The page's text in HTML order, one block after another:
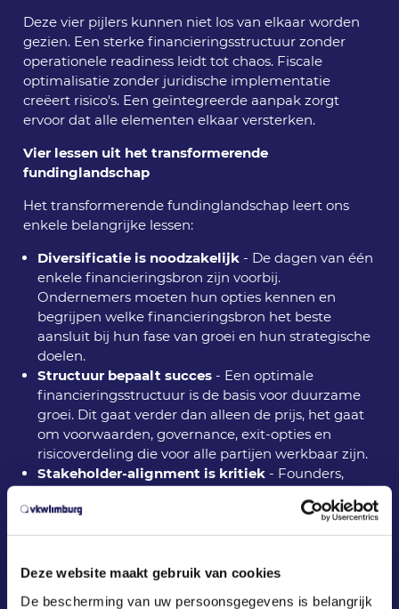
Deze website maakt gebruik van cookies
De bescherming van uw persoonsgegevens is belangrijk
Deze vier pijlers kunnen niet los van elkaar worden
gezien. Een sterke financieringsstructuur zonder
operationele readiness leidt tot chaos. Fiscale
optimalisatie zonder juridische implementatie
creëert risico's. Een geïntegreerde aanpak zorgt
ervoor dat alle elementen elkaar versterken.
Vier lessen uit het transformerende
fundinglandschap
Het transformerende fundinglandschap leert ons
enkele belangrijke lessen:
Diversificatie is noodzakelijk- De dagen van één
enkele financieringsbron zijn voorbij.
Ondernemers moeten hun opties kennen en
begrijpen welke financieringsbron het beste
aansluit bij hun fase van groei en hun strategische
doelen.
Structuur bepaalt succes- Een optimale
financieringsstructuur is de basis voor duurzame
groei. Dit gaat verder dan alleen de prijs, het gaat
om voorwaarden, governance, exit-opties en
risicoverdeling die voor alle partijen werkbaar zijn.
Stakeholder-alignment is kritiek- Founders,
verschillende belangen. Wanneer deze niet goed
zijn afgestemd, ontstaan impasses die groei
communicatie zijn essentieel.